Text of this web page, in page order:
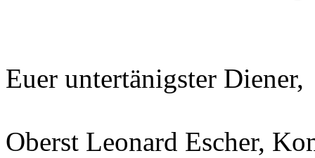
Euer untertänigster Diener,
Oberst Leonard Escher,